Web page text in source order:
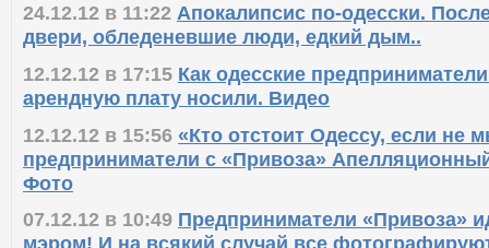
24.12.12 в 11:22 Апокалипсис по-одесски.
двери, обледеневшие люди, едкий дым..
12.12.12 в 17:15 Как одесские
арендную плату носили. Видео
12.12.12 в 15:56 «Кто отстоит Одессу, если не
предприниматели с «Привоза»
Фото
07.12.12 в 10:49 Предприниматели «Привоза»
мэром! И на всякий случай все